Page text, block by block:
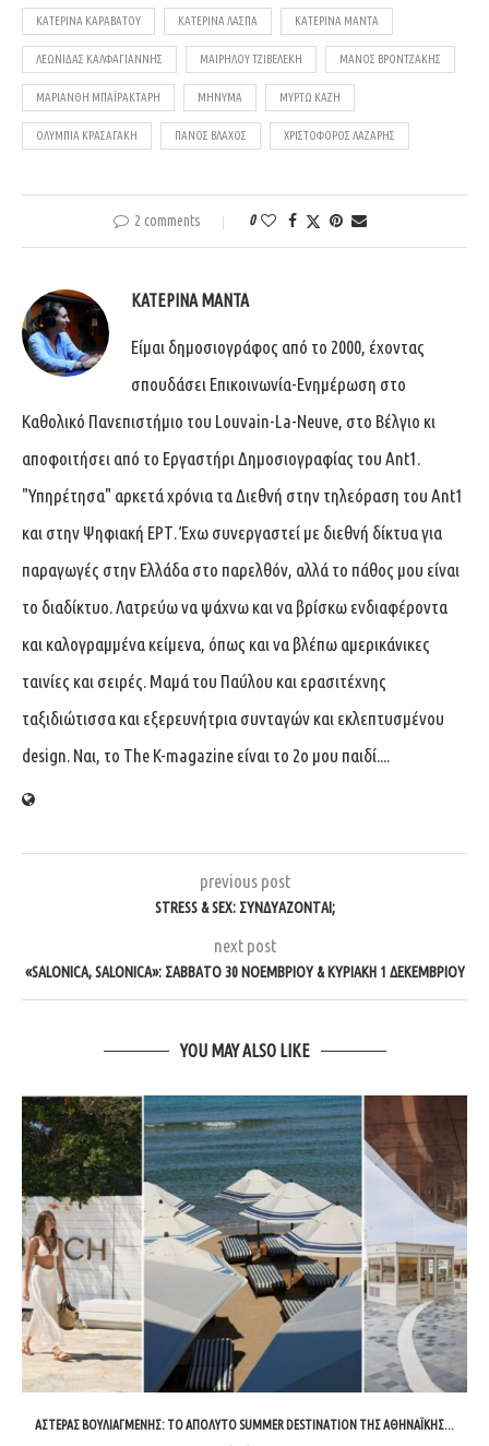
ΚΑΤΕΡΊΝΑ ΚΑΡΑΒΆΤΟΥ ΚΑΤΕΡΊΝΑ ΛΆΣΠΑ ΚΑΤΕΡΊΝΑ ΜΑΝΤΆ
ΛΕΩΝΊΔΑΣ ΚΑΛΦΑΓΙΆΝΝΗΣ ΜΑΙΡΗΛΟΎ ΤΖΙΒΕΛΈΚΗ ΜΆΝΟΣ ΒΡΟΝΤΖΆΚΗΣ
ΜΑΡΙΆΝΘΗ ΜΠΑΪΡΑΚΤΆΡΗ ΜΗΝΎΜΑ ΜΥΡΤΏ ΚΆΖΗ
ΟΛΥΜΠΊΑ ΚΡΑΣΑΓΆΚΗ ΠΆΝΟΣ ΒΛΆΧΟΣ ΧΡΙΣΤΌΦΟΡΟΣ ΛΆΖΑΡΗΣ
2 comments 0
ΚΑΤΕΡΊΝΑ ΜΑΝΤΆ
Είμαι δημοσιογράφος από το 2000, έχοντας
σπουδάσει Επικοινωνία-Ενημέρωση στο
Καθολικό Πανεπιστήμιο του Louvain-La-Neuve, στο Βέλγιο κι
αποφοιτήσει από το Εργαστήρι Δημοσιογραφίας του Ant1.
"Υπηρέτησα" αρκετά χρόνια τα Διεθνή στην τηλεόραση του Ant1
και στην Ψηφιακή ΕΡΤ. Έχω συνεργαστεί με διεθνή δίκτυα για
παραγωγές στην Ελλάδα στο παρελθόν, αλλά το πάθος μου είναι
το διαδίκτυο. Λατρεύω να ψάχνω και να βρίσκω ενδιαφέροντα
και καλογραμμένα κείμενα, όπως και να βλέπω αμερικάνικες
ταινίες και σειρές. Μαμά του Παύλου και ερασιτέχνης
ταξιδιώτισσα και εξερευνήτρια συνταγών και εκλεπτυσμένου
design. Ναι, το The K-magazine είναι το 2ο μου παιδί....
previous post
STRESS & SEX: ΣΥΝΔΥΆΖΟΝΤΑΙ;
next post
«SALONICA, SALONICA»: ΣΆΒΒΑΤΟ 30 ΝΟΕΜΒΡΊΟΥ & ΚΥΡΙΑΚΉ 1 ΔΕΚΕΜΒΡΊΟΥ
YOU MAY ALSO LIKE
ΑΣΤΈΡΑΣ ΒΟΥΛΙΑΓΜΈΝΗΣ: ΤΟ ΑΠΌΛΥΤΟ SUMMER DESTINATION ΤΗΣ ΑΘΗΝΑΪΚΉΣ...